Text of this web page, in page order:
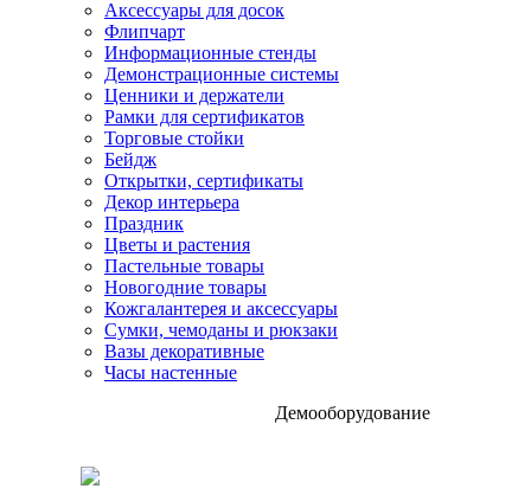
Аксессуары для досок
Флипчарт
Информационные стенды
Демонстрационные системы
Ценники и держатели
Рамки для сертификатов
Торговые стойки
Бейдж
Открытки, сертификаты
Декор интерьера
Праздник
Цветы и растения
Пастельные товары
Новогодние товары
Кожгалантерея и аксессуары
Сумки, чемоданы и рюкзаки
Вазы декоративные
Часы настенные
Демооборудование